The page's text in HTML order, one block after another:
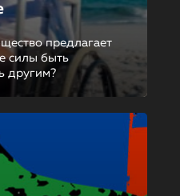
предлагает
силы быть
другим?